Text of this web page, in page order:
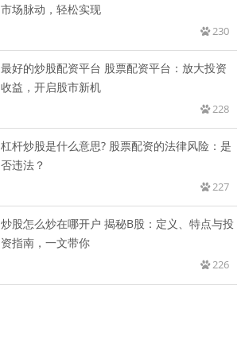
市场脉动，轻松实现
230
最好的炒股配资平台 股票配资平台：放大投资
收益，开启股市新机
228
杠杆炒股是什么意思? 股票配资的法律风险：是
否违法？
227
炒股怎么炒在哪开户 揭秘B股：定义、特点与投
资指南，一文带你
226